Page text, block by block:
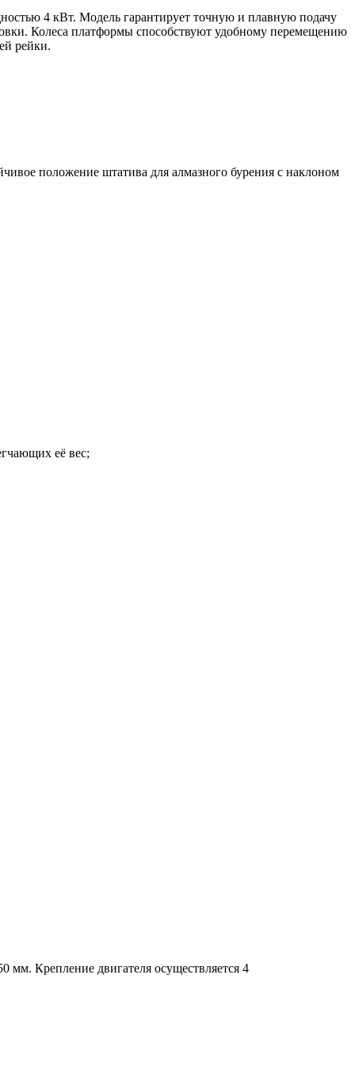
4 кВт. Модель гарантирует точную и плавную подачу
Колеса платформы способствуют удобному перемещению
рейки.
положение штатива для алмазного бурения с наклоном
её вес;
мм. Крепление двигателя осуществляется 4